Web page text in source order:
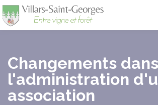
Changements dans
l'administration
association